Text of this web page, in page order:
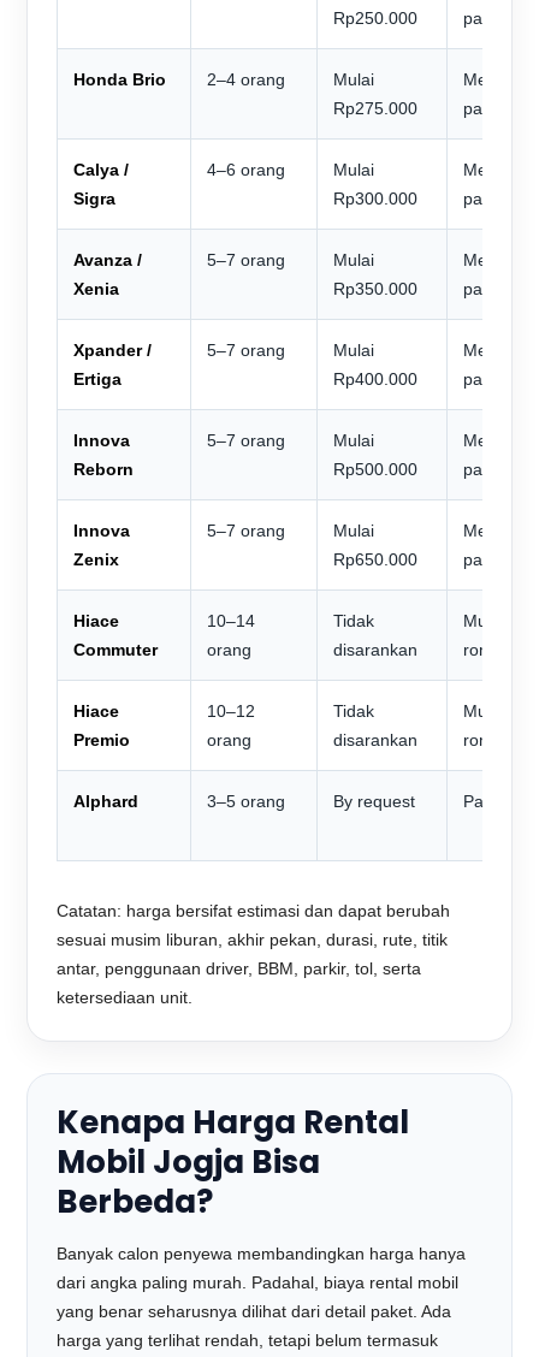
Rp250.000
paket
Honda Brio 2–4 orang
Mulai
Rp275.000
paket
Calya /
Sigra
4–6 orang
Mulai
Rp300.000
paket
Avanza /
Xenia
5–7 orang
Mulai
Rp350.000
paket
Xpander /
Ertiga
5–7 orang
Mulai
Rp400.000
paket
Innova
Reborn
5–7 orang
Mulai
Rp500.000
paket
Innova
Zenix
5–7 orang
Mulai
Rp650.000
paket
Hiace
Commuter
10–14
orang
Tidak
disarankan
Mulai
Hiace
Premio
10–12
orang
Tidak
disarankan
Mulai
Alphard 3–5 orang By request Paket
Catatan: harga bersifat estimasi dan dapat berubah
sesuai musim liburan, akhir pekan, durasi, rute, titik
antar, penggunaan driver, BBM, parkir, tol, serta
ketersediaan unit.
Kenapa Harga Rental
Mobil Jogja Bisa
Berbeda?
Banyak calon penyewa membandingkan harga hanya
dari angka paling murah. Padahal, biaya rental mobil
yang benar seharusnya dilihat dari detail paket. Ada
harga yang terlihat rendah, tetapi belum termasuk